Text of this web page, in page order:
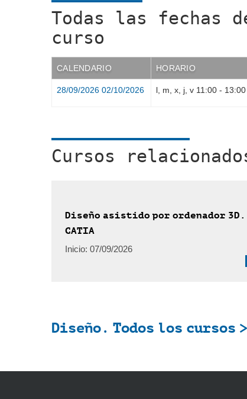
Todas las fechas
curso
CALENDARIO HORARIO
28/09/2026 02/10/2026 l, m, x, j, v 11:00 - 13:00
Cursos
Diseño asistido por ordenador 3D.
CATIA
Inicio: 07/09/2026
Diseño. Todos los cursos